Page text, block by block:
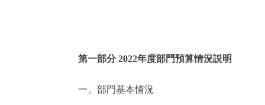
第一部分 2022年度部門預算情況説明
一、部門基本情況